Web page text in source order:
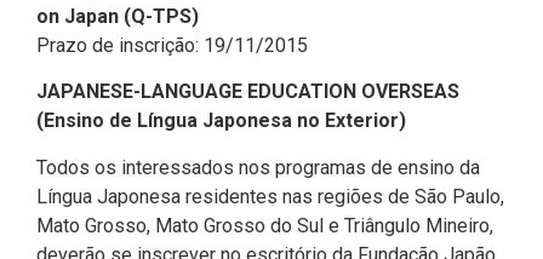
on Japan (Q-TPS)
Prazo de inscrição: 19/11/2015
JAPANESE-LANGUAGE EDUCATION OVERSEAS
(Ensino de Língua Japonesa no Exterior)
Todos os interessados nos programas de ensino da
Língua Japonesa residentes nas regiões de São Paulo,
Mato Grosso, Mato Grosso do Sul e Triângulo Mineiro,